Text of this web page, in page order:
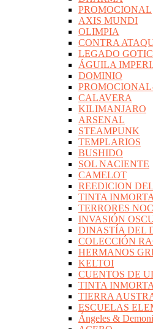
PROMOCIONAL
AXIS MUNDI
OLIMPIA
CONTRA
LEGADO
ÁGUILA
DOMINIO
CALAVERA
KILIMANJARO
ARSENAL
STEAMPUNK
TEMPLARIOS
BUSHIDO
SOL NACIENTE
CAMELOT
REEDICION
TINTA
TERRORES
INVASIÓN
DINASTÍA DEL
COLECCIÓN
HERMANOS
KELTOI
CUENTOS DE
TINTA
TIERRA
ESCUELAS
Ángeles &